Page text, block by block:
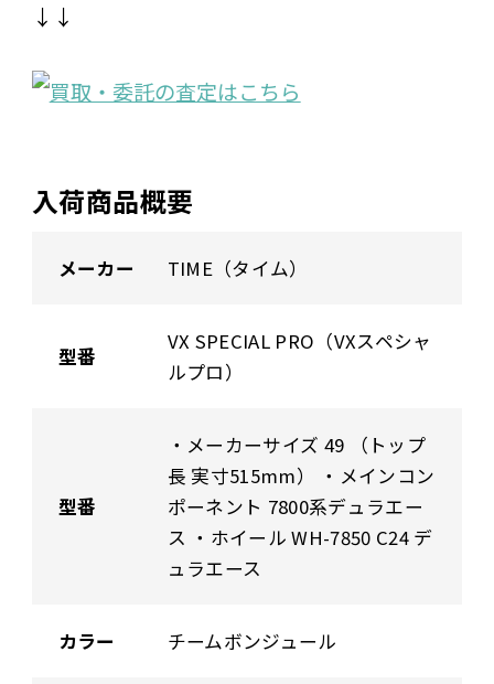
↓↓
入荷商品概要
メーカー TIME（タイム）
型番
VX SPECIAL PRO（VXスペシャ
ルプロ）
型番
・メーカーサイズ 49 （トップ
長 実寸515mm） ・メインコン
ポーネント 7800系デュラエー
ス ・ホイール WH-7850 C24 デ
ュラエース
カラー チームボンジュール